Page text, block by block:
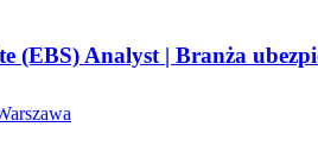
(EBS) Analyst | Branża